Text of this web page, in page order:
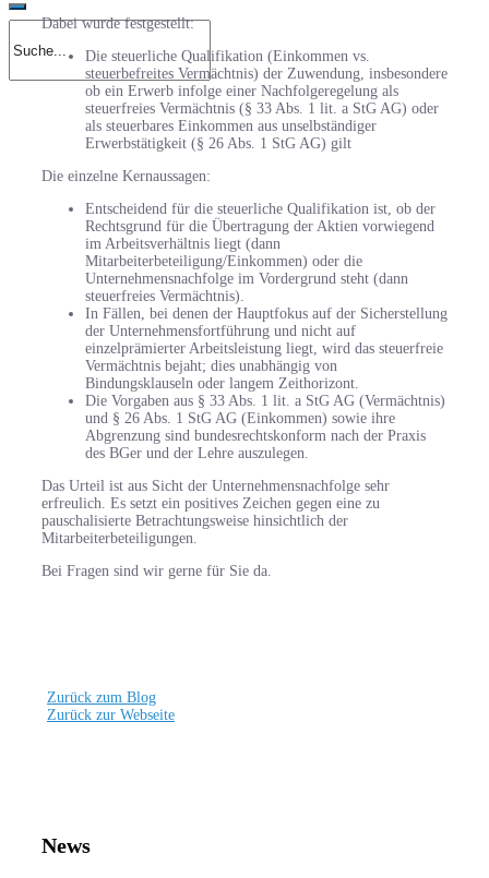
Dabei wurde festgestellt:
Die steuerliche Qualifikation (Einkommen vs.
steuerbefreites Vermächtnis) der Zuwendung, insbesondere
ob ein Erwerb infolge einer Nachfolgeregelung als
steuerfreies Vermächtnis (§ 33 Abs. 1 lit. a StG AG) oder
als steuerbares Einkommen aus unselbständiger
Erwerbstätigkeit (§ 26 Abs. 1 StG AG) gilt
Die einzelne Kernaussagen:
Entscheidend für die steuerliche Qualifikation ist, ob der
Rechtsgrund für die Übertragung der Aktien vorwiegend
im Arbeitsverhältnis liegt (dann
Mitarbeiterbeteiligung/Einkommen) oder die
Unternehmensnachfolge im Vordergrund steht (dann
steuerfreies Vermächtnis).
In Fällen, bei denen der Hauptfokus auf der Sicherstellung
der Unternehmensfortführung und nicht auf
einzelprämierter Arbeitsleistung liegt, wird das steuerfreie
Vermächtnis bejaht; dies unabhängig von
Bindungsklauseln oder langem Zeithorizont.
Die Vorgaben aus § 33 Abs. 1 lit. a StG AG (Vermächtnis)
und § 26 Abs. 1 StG AG (Einkommen) sowie ihre
Abgrenzung sind bundesrechtskonform nach der Praxis
des BGer und der Lehre auszulegen.
Das Urteil ist aus Sicht der Unternehmensnachfolge sehr
erfreulich. Es setzt ein positives Zeichen gegen eine zu
pauschalisierte Betrachtungsweise hinsichtlich der
Mitarbeiterbeteiligungen.
Bei Fragen sind wir gerne für Sie da.
Zurück zum Blog
Zurück zur Webseite
News